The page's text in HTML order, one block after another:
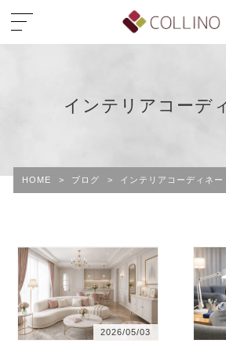
インテリアコーデ
HOME > ブログ > インテリアコーディネー
2026/05/03